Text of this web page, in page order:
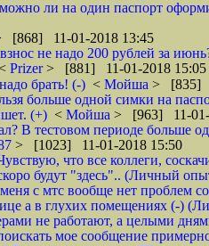
ли на один паспорт
[868] 11-01-2018 13:45
не надо 200 рублей за
< Prizer> [881] 11-01-2018 15:05
брать! (-) < Мойша > [835]
больше одной симки на
(+) < Мойша > [963] 11-01-
В тестовом периоде больше
> [1023] 11-01-2018 15:50
что все коллеги,
будут "здесь".. (Личный
с мтс вообще нет проблем
а в глухих помещениях (-)
не работают, а целыми
мое сообщение